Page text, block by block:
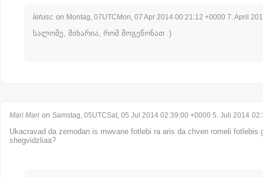
letusc on Montag, 07UTCMon, 07 Apr 2014 00:21:12 +0000 7. April
სალომე, მიხარია, რომ მოგეწონათ :)
Mari Mari on Samstag, 05UTCSat, 05 Jul 2014 02:39:00 +0000 5. Juli 2014
Ukacravad da zemodan is mwvane fotlebi ra aris da chven romeli fotlebis
shegvidzliaa?